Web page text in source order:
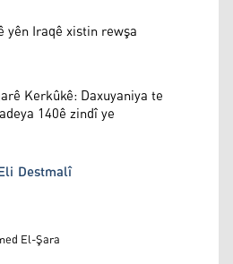
yên Iraqê xistin rewşa
Kerkûkê: Daxuyaniya te
140ê zindî ye
Destmalî
El-Şara